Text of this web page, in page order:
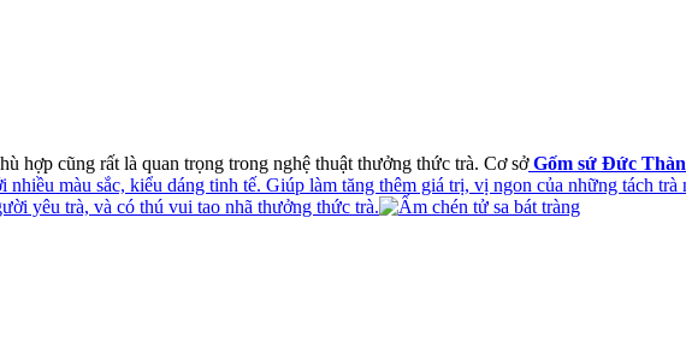
hợp cũng rất là quan trọng trong nghệ thuật thưởng thức trà. Cơ sở Gốm sứ Đức
màu sắc, kiểu dáng tinh tế. Giúp làm tăng thêm giá trị, vị ngon của những tách trà
yêu trà, và có thú vui tao nhã thưởng thức trà.